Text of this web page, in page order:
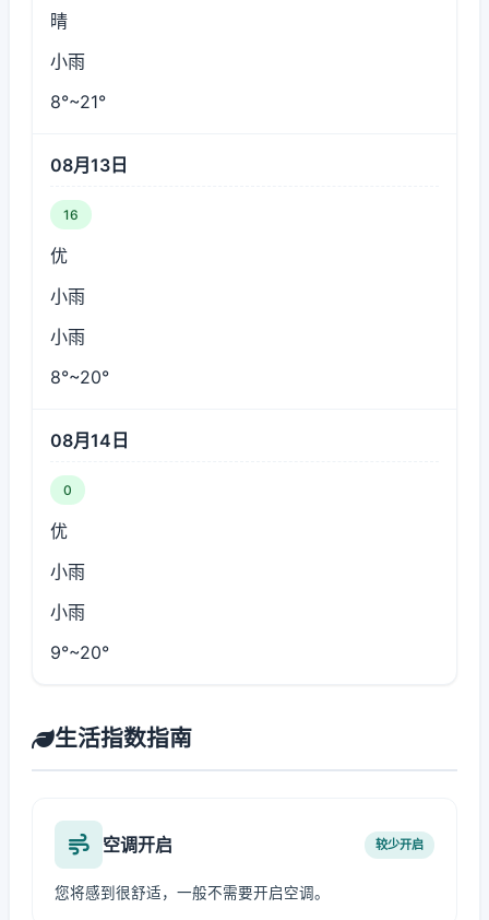
晴
小雨
8°~21°
08月13日
16
优
小雨
小雨
8°~20°
08月14日
0
优
小雨
小雨
9°~20°
生活指数指南
空调开启 较少开启
您将感到很舒适，一般不需要开启空调。